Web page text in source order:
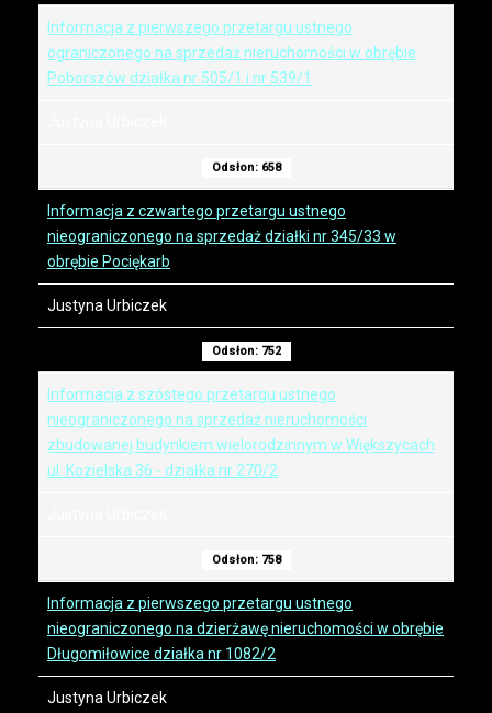
Informacja z pierwszego przetargu ustnego
ograniczonego na sprzedaż nieruchomości w obrębie
Poborszów działka nr 505/1 i nr 539/1
Odsłon: 658
Informacja z czwartego przetargu ustnego
nieograniczonego na sprzedaż działki nr 345/33 w
obrębie Pociękarb
Justyna Urbiczek
Odsłon: 752
Informacja z szóstego przetargu ustnego
nieograniczonego na sprzedaż nieruchomości
zbudowanej budynkiem wielorodzinnym w Większycach
ul. Kozielska 36 - działka nr 270/2
Odsłon: 758
Informacja z pierwszego przetargu ustnego
nieograniczonego na dzierżawę nieruchomości w obrębie
Długomiłowice działka nr 1082/2
Justyna Urbiczek